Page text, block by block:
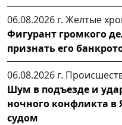
06.08.2026 г. Желтые
Фигурант громкого
признать его
06.08.2026 г.
Шум в подъезде и
ночного конфликта в
судом